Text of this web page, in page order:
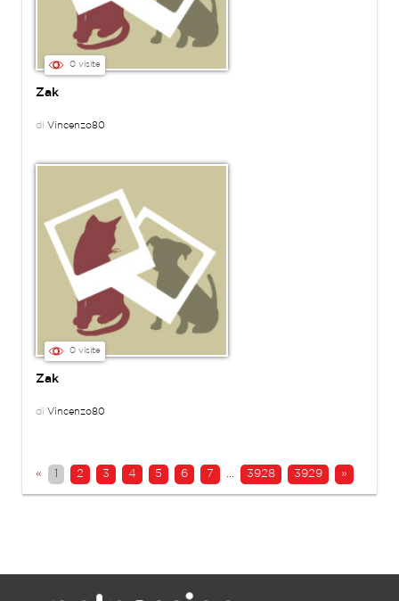
0 visite
Zak
di Vincenzo80
0 visite
Zak
di Vincenzo80
« 2 3 4 5 6 7 3928 3929 »